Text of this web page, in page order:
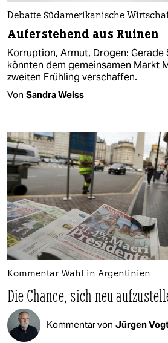
Debatte Südamerikanische
Auferstehend aus Ruinen
Korruption, Armut, Drogen: Gerade
könnten dem gemeinsamen Markt
zweiten Frühling verschaffen.
Von Sandra Weiss
Kommentar Wahl in Argentinien
Die Chance, sich neu
Kommentar von Jürgen